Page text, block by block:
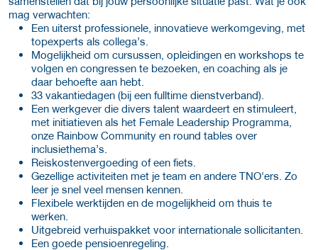
mag verwachten:
Een uiterst professionele, innovatieve werkomgeving, met
topexperts als collega’s.
Mogelijkheid om cursussen, opleidingen en workshops te
volgen en congressen te bezoeken, en coaching als je
daar behoefte aan hebt.
33 vakantiedagen (bij een fulltime dienstverband).
Een werkgever die divers talent waardeert en stimuleert,
met initiatieven als het Female Leadership Programma,
onze Rainbow Community en round tables over
inclusiethema’s.
Reiskostenvergoeding of een fiets.
Gezellige activiteiten met je team en andere TNO'ers. Zo
leer je snel veel mensen kennen.
Flexibele werktijden en de mogelijkheid om thuis te
werken.
Uitgebreid verhuispakket voor internationale sollicitanten.
Een goede pensioenregeling.